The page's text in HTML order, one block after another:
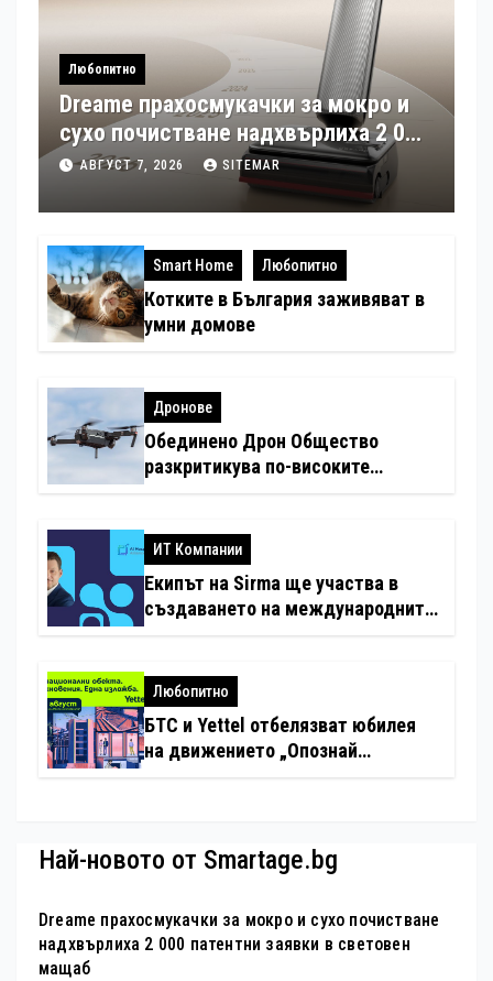
Любопитно
Dreame прахосмукачки за мокро и
сухо почистване надхвърлиха 2 000
патентни заявки в световен мащаб
АВГУСТ 7, 2026 SITEMAR
Smart Home Любопитно
Котките в България заживяват в
умни домове
Дронове
Обединено Дрон Общество
разкритикува по-високите
ИТ Компании
Екипът на Sirma ще участва в
създаването на международните
хотелиерството
Любопитно
БТС и Yettel отбелязват юбилея
на движението „Опознай
Най-новото от Smartage.bg
Dreame прахосмукачки за мокро и сухо почистване
надхвърлиха 2 000 патентни заявки в световен
мащаб